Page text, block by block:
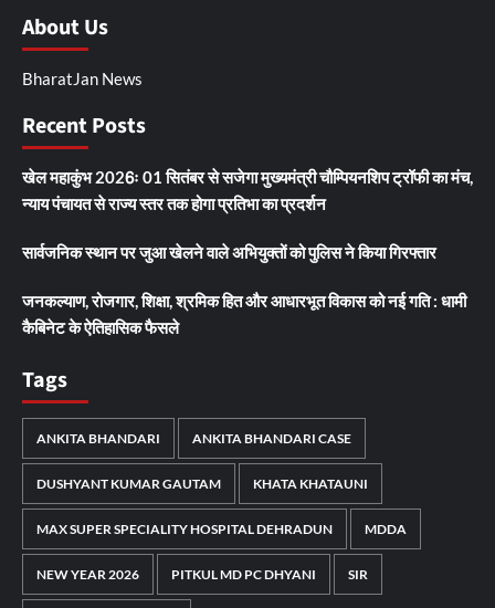
About Us
BharatJan News
Recent Posts
खेल महाकुंभ 2026ः 01 सितंबर से सजेगा मुख्यमंत्री चौम्पियनशिप ट्रॉफी का मंच,
न्याय पंचायत से राज्य स्तर तक होगा प्रतिभा का प्रदर्शन
सार्वजनिक स्थान पर जुआ खेलने वाले अभियुक्तों को पुलिस ने किया गिरफ्तार
जनकल्याण, रोजगार, शिक्षा, श्रमिक हित और आधारभूत विकास को नई गति : धामी
कैबिनेट के ऐतिहासिक फैसले
Tags
ANKITA BHANDARI ANKITA BHANDARI CASE
DUSHYANT KUMAR GAUTAM KHATA KHATAUNI
MAX SUPER SPECIALITY HOSPITAL DEHRADUN MDDA
NEW YEAR 2026 PITKUL MD PC DHYANI SIR